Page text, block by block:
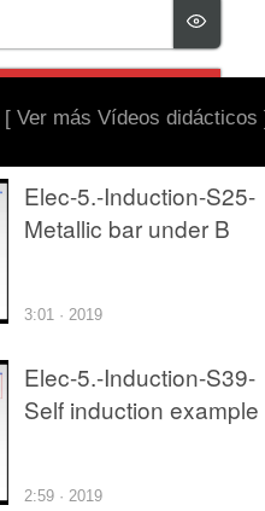
[ Ver más Vídeos didácticos
Elec-5.-Induction-S25-
Metallic bar under B
3:01 · 2019
Elec-5.-Induction-S39-
Self induction example
2:59 · 2019